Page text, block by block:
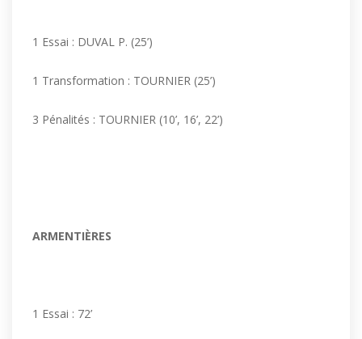
1 Essai : DUVAL P. (25’)
1 Transformation : TOURNIER (25’)
3 Pénalités : TOURNIER (10’, 16’, 22’)
ARMENTIÈRES
1 Essai : 72’